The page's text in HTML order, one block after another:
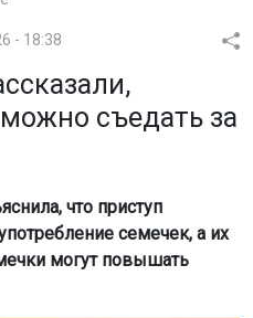
- 18:38
съедать за
что приступ
семечек, а их
могут повышать